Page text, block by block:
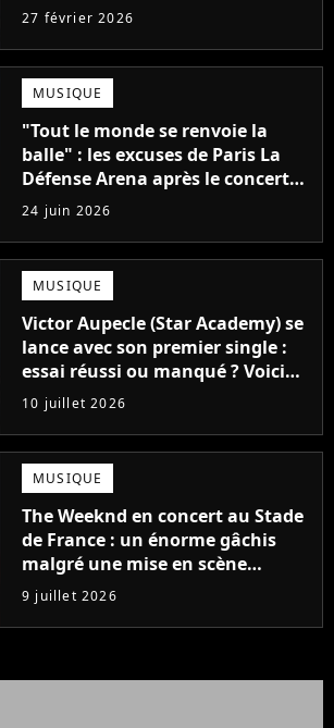
27 février 2026
MUSIQUE
"Tout le monde se renvoie la
balle" : les excuses de Paris La
Défense Arena après le concert
interrompu d'Iron Maiden ne
passent pas
24 juin 2026
MUSIQUE
Victor Aupecle (Star Academy) se
lance avec son premier single :
essai réussi ou manqué ? Voici
notre avis !
10 juillet 2026
MUSIQUE
The Weeknd en concert au Stade
de France : un énorme gâchis
malgré une mise en scène
colossale
9 juillet 2026